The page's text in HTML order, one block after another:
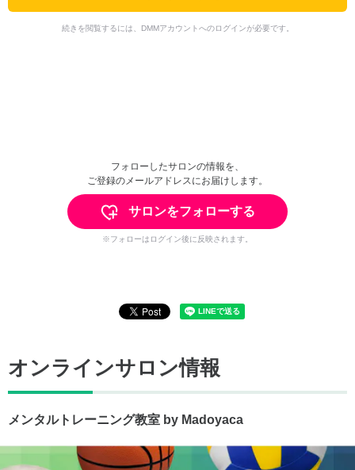
続きを閲覧するには、DMMアカウントへのログインが必要です。
フォローしたサロンの情報を、
ご登録のメールアドレスにお届けします。
サロンをフォローする
※フォローはログイン後に反映されます。
オンラインサロン情報
メンタルトレーニング教室 by Madoyaca